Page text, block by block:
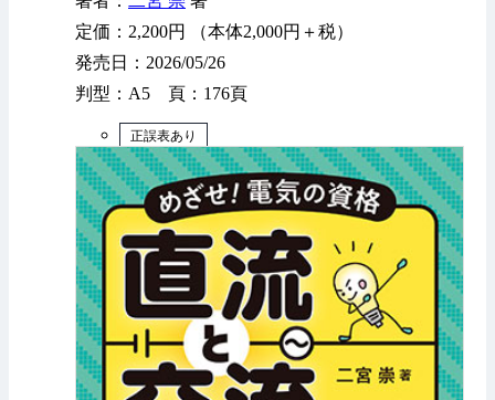
定価：2,200円 （本体2,000円＋税）
発売日：2026/05/26
判型：A5 頁：176頁
正誤表あり